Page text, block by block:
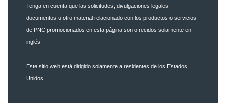
Tenga en cuenta que las solicitudes, divulgaciones legales,
documentos u otro material relacionado con los productos o servicios
de PNC promocionados en esta página son ofrecidos solamente en
inglés.
Este sitio web está dirigido solamente a residentes de los Estados
Unidos.